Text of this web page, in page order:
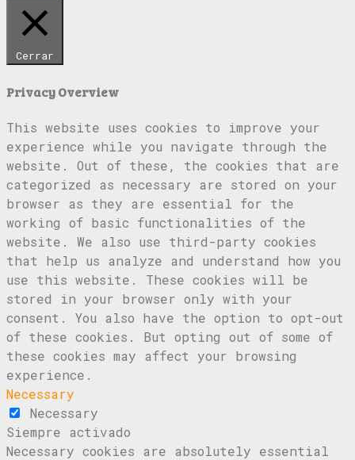
Cerrar
Privacy Overview
This website uses cookies to improve your
experience while you navigate through the
website. Out of these, the cookies that are
categorized as necessary are stored on your
browser as they are essential for the
working of basic functionalities of the
website. We also use third-party cookies
that help us analyze and understand how you
use this website. These cookies will be
stored in your browser only with your
consent. You also have the option to opt-out
of these cookies. But opting out of some of
these cookies may affect your browsing
experience.
Necessary
Necessary
Siempre activado
Necessary cookies are absolutely essential